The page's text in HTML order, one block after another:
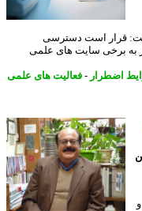
قرار است دسترسی
سایت های علمی
- فعالیت های علمی